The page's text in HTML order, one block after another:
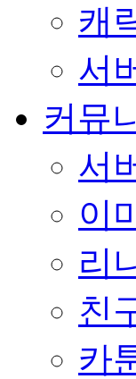
캐
서
커뮤
서
이
리
친
카